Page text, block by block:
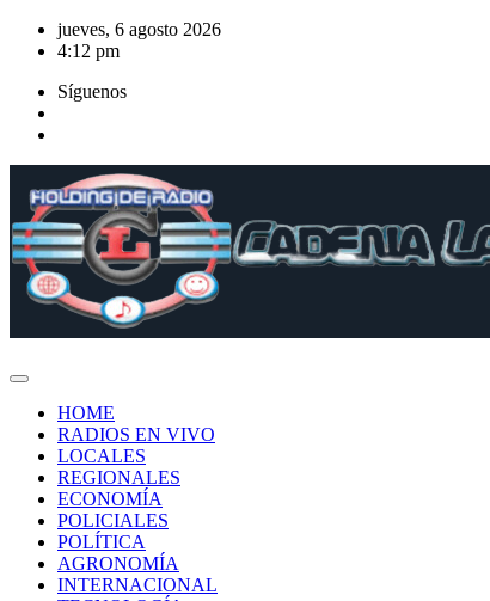
Saltar
jueves, 6 agosto 2026
4:12 pm
Síguenos
HOME
RADIOS EN VIVO
LOCALES
REGIONALES
ECONOMÍA
POLICIALES
POLÍTICA
AGRONOMÍA
INTERNACIONAL